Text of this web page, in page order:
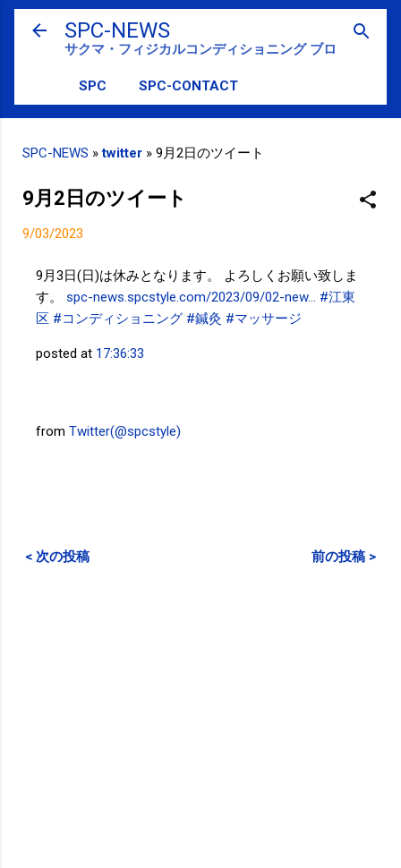
スキップしてメイン コンテンツに移動
SPC-NEWS
サクマ・フィジカルコンディショニング ブログ
SPC SPC-CONTACT
SPC-NEWS »twitter » 9月2日のツイート
9月2日のツイート
9/03/2023
9月3日(日)は休みとなります。 よろしくお願い致しま
す。 spc-news.spcstyle.com/2023/09/02-new…
#江東
区 #コンディショニング #鍼灸 #マッサージ
posted at 17:36:33
from Twitter(@spcstyle)
< 次の投稿 前の投稿 >